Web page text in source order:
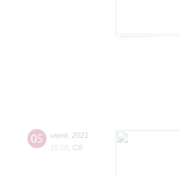
05 июня 2021
15:00 Сб